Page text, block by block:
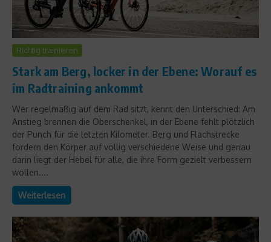
Richtig trainieren
Stark am Berg, locker in der Ebene: Worauf es
im Radtraining ankommt
Wer regelmäßig auf dem Rad sitzt, kennt den Unterschied: Am
Anstieg brennen die Oberschenkel, in der Ebene fehlt plötzlich
der Punch für die letzten Kilometer. Berg und Flachstrecke
fordern den Körper auf völlig verschiedene Weise und genau
darin liegt der Hebel für alle, die ihre Form gezielt verbessern
wollen....
Weiterlesen